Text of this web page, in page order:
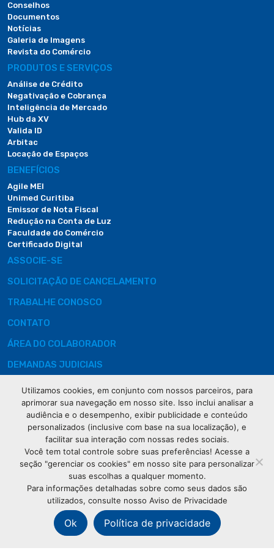
Conselhos
Documentos
Notícias
Galeria de Imagens
Revista do Comércio
PRODUTOS E SERVIÇOS
Análise de Crédito
Negativação e Cobrança
Inteligência de Mercado
Hub da XV
Valida ID
Arbitac
Locação de Espaços
BENEFÍCIOS
Agile MEI
Unimed Curitiba
Emissor de Nota Fiscal
Redução na Conta de Luz
Faculdade do Comércio
Certificado Digital
ASSOCIE-SE
SOLICITAÇÃO DE CANCELAMENTO
TRABALHE CONOSCO
CONTATO
ÁREA DO COLABORADOR
DEMANDAS JUDICIAIS
Rua XV de
Novembro, 621
Curitiba
CEP: 80020-310
(41) 3320-
2929
Utilizamos cookies, em conjunto com nossos parceiros, para
aprimorar sua navegação em nosso site. Isso inclui analisar a
audiência e o desempenho, exibir publicidade e conteúdo
personalizados (inclusive com base na sua localização), e
facilitar sua interação com nossas redes sociais.
Você tem total controle sobre suas preferências! Acesse a
seção "gerenciar os cookies" em nosso site para personalizar
suas escolhas a qualquer momento.
Para informações detalhadas sobre como seus dados são
utilizados, consulte nosso Aviso de Privacidade
Ok Política de privacidade